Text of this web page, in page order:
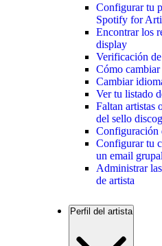
Configurar tu
Spotify for
Encontrar los
display
Verificación
Cómo
Cambiar
Ver tu listado
Faltan artistas
del sello
Configuración
Configurar tu
un email grupal
Administrar
de artista
Perfil del artista